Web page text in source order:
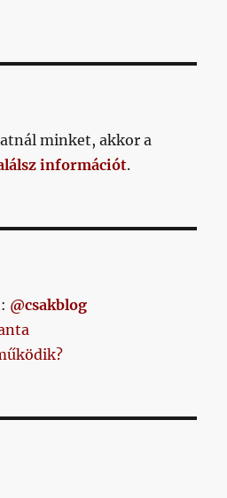
minket, akkor a
információt.
@csakblog